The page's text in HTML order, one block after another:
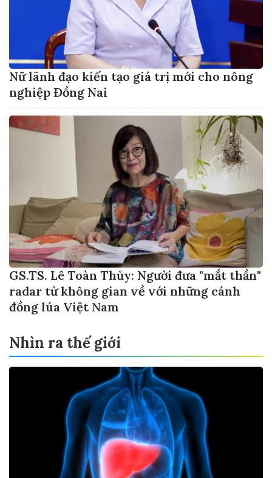
Nữ lãnh đạo kiến tạo giá trị mới cho nông
nghiệp Đồng Nai
GS.TS. Lê Toàn Thủy: Người đưa "mắt thần"
radar từ không gian về với những cánh
đồng lúa Việt Nam
Nhìn ra thế giới